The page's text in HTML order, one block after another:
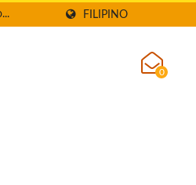
FILIPINO
0